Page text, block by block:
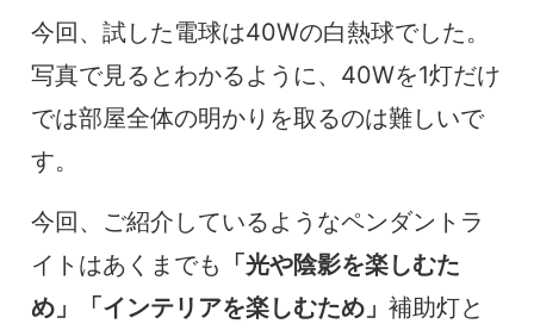
今回、試した電球は40Wの白熱球でした。
写真で見るとわかるように、40Wを1灯だけ
では部屋全体の明かりを取るのは難しいで
す。
今回、ご紹介しているようなペンダントラ
イトはあくまでも
「光や陰影を楽しむた
め」「インテリアを楽しむため」 補助灯と